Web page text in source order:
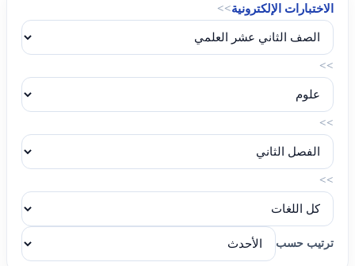
الاختبارات الإلكترونية>>
>>
>>
>>
ترتيب حسب